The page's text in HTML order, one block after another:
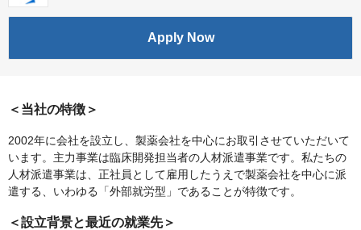
Apply Now
＜当社の特徴＞
2002年に会社を設立し、製薬会社を中心にお取引させていただいて
います。主力事業は臨床開発担当者の人材派遣事業です。私たちの
人材派遣事業は、正社員として雇用したうえで製薬会社を中心に派
遣する、いわゆる「外部就労型」であることが特徴です。
＜設立背景と最近の就業先＞